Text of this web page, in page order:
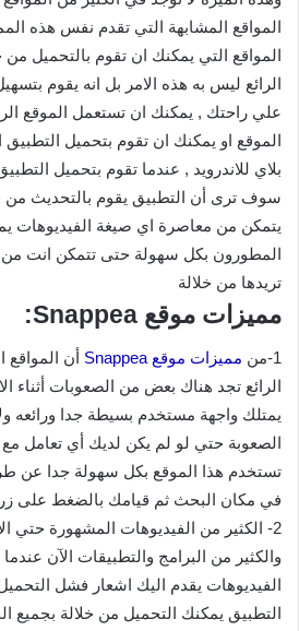
المواقع المشابهة التي تقدم نفس هذه
المواقع التي يمكنك ان تقوم بالتحميل من
الرائع ليس به هذه الامر بل انه يقوم
علي راحتك , يمكنك ان تستعمل الموقع
الموقع او يمكنك ان تقوم بتحميل
بلاي للاندرويد , عندما تقوم بتحميل
سوف ترى أن التطبيق يقوم بالتحديث من
يتمكن من معاصرة اي صيغة الفيديوهات
المطورون بكل سهولة حتى تتمكن انت من
تريدها من خلالة
مميزات موقع Snappea:
1-من مميزات موقع Snappea
أن المواقع
الرائع تجد هناك بعض من الصعوبات أثناء
يمتلك واجهة مستخدم بسيطة جدا ورائعه
الصعوبة حتي لو لم يكن لديك أي تعامل مع
تستخدم هذا الموقع بكل سهولة جدا عن
في مكان البحث ثم قيامك بالضغط على زر
2- الكثير من الفيديوهات المشهورة حتي
والكثير من البرامج والتطبيقات الآن
الفيديوهات يقدم اليك اشعار فشل
التطبيق يمكنك التحميل من خلالة بجميع